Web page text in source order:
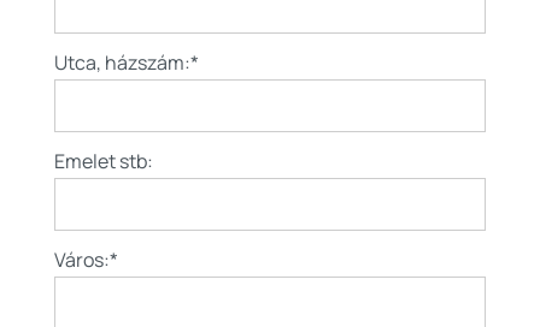
Utca, házszám:*
Emelet stb:
Város:*